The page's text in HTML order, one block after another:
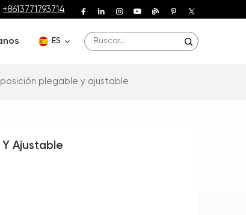
+8613771793714
ES
plegable y ajustable
Ajustable